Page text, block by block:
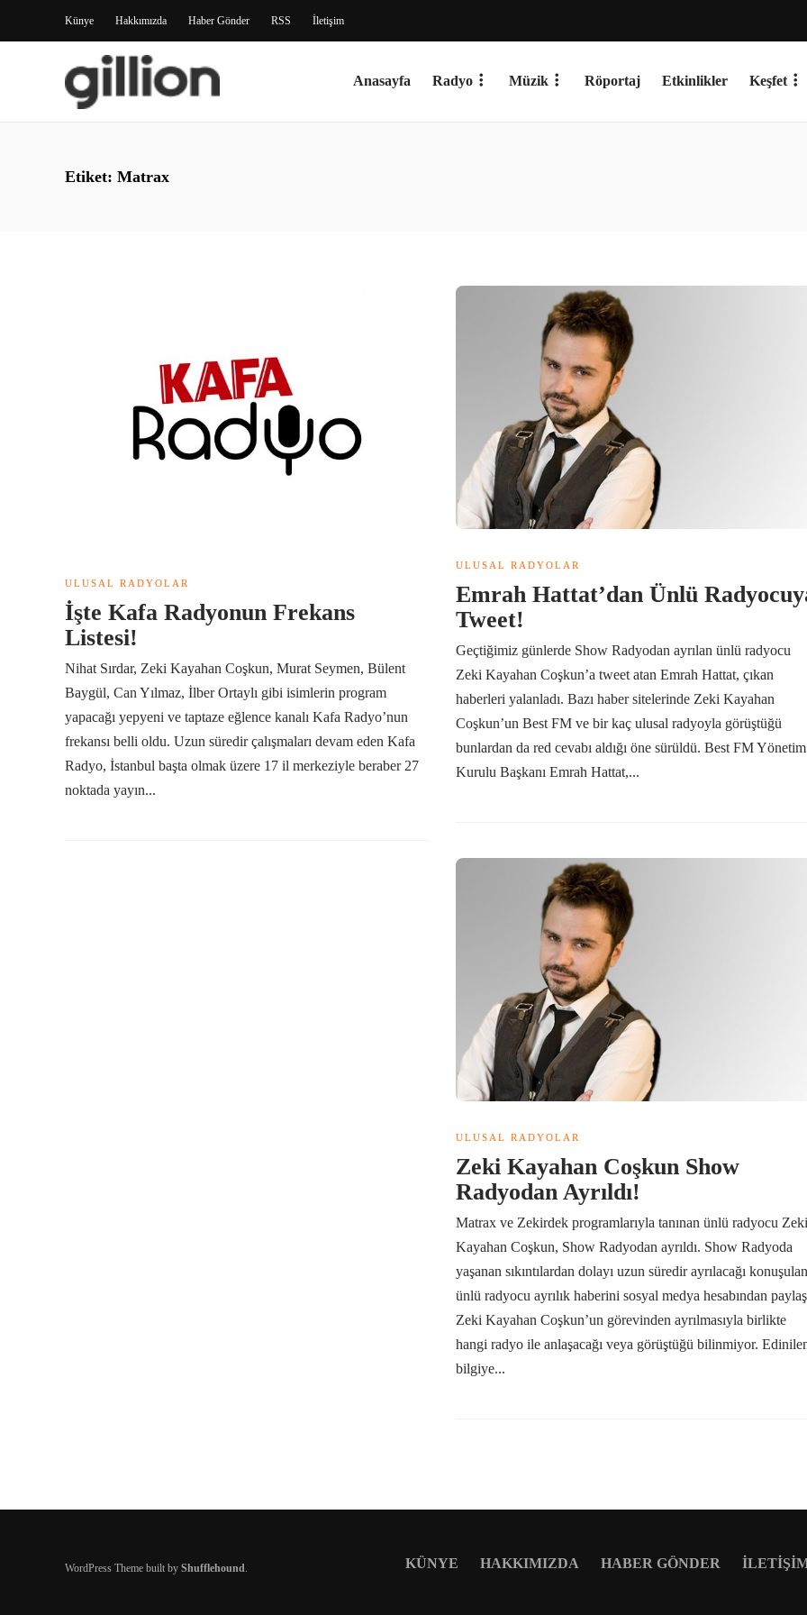
Künye Hakkımızda Haber Gönder RSS İletişim
Anasayfa Radyo Müzik Röportaj Etkinlikler Keşfet
Etiket: Matrax
ULUSAL RADYOLAR
İşte Kafa Radyonun Frekans
Listesi!
Nihat Sırdar, Zeki Kayahan Coşkun, Murat Seymen, Bülent
Baygül, Can Yılmaz, İlber Ortaylı gibi isimlerin program
yapacağı yepyeni ve taptaze eğlence kanalı Kafa Radyo’nun
frekansı belli oldu. Uzun süredir çalışmaları devam eden Kafa
Radyo, İstanbul başta olmak üzere 17 il merkeziyle beraber 27
noktada yayın...
ULUSAL RADYOLAR
Emrah Hattat’dan Ünlü
Tweet!
Geçtiğimiz günlerde Show Radyodan ayrılan ünlü radyocu
Zeki Kayahan Coşkun’a tweet atan Emrah Hattat, çıkan
haberleri yalanladı. Bazı haber sitelerinde Zeki Kayahan
Coşkun’un Best FM ve bir kaç ulusal radyoyla görüştüğü
bunlardan da red cevabı aldığı öne sürüldü. Best FM Yönetim
Kurulu Başkanı Emrah Hattat,...
ULUSAL RADYOLAR
Zeki Kayahan Coşkun Show
Radyodan Ayrıldı!
Matrax ve Zekirdek programlarıyla tanınan ünlü radyocu Zeki
Kayahan Coşkun, Show Radyodan ayrıldı. Show Radyoda
yaşanan sıkıntılardan dolayı uzun süredir ayrılacağı konuşulan
ünlü radyocu ayrılık haberini sosyal medya hesabından
Zeki Kayahan Coşkun’un görevinden ayrılmasıyla birlikte
hangi radyo ile anlaşacağı veya görüştüğü bilinmiyor.
bilgiye...
WordPress Theme built by Shufflehound. KÜNYE HAKKIMIZDA HABER GÖNDER